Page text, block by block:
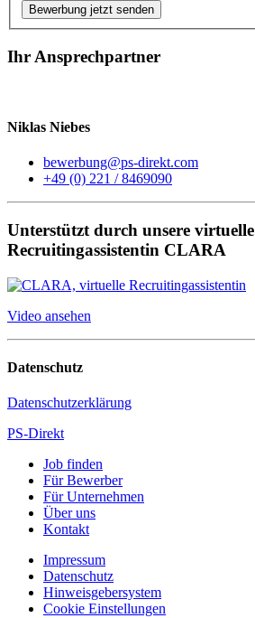
Bewerbung jetzt senden
Ihr Ansprechpartner
Niklas Niebes
bewerbung@ps-direkt.com
+49 (0) 221 / 8469090
Unterstützt durch unsere virtuelle
Recruitingassistentin CLARA
Video ansehen
Datenschutz
Datenschutzerklärung
PS-Direkt
Job finden
Für Bewerber
Für Unternehmen
Über uns
Kontakt
Impressum
Datenschutz
Hinweisgebersystem
Cookie Einstellungen